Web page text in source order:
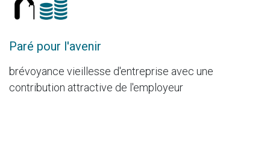
Paré pour l'avenir
brévoyance vieillesse d'entreprise avec une
contribution attractive de l'employeur